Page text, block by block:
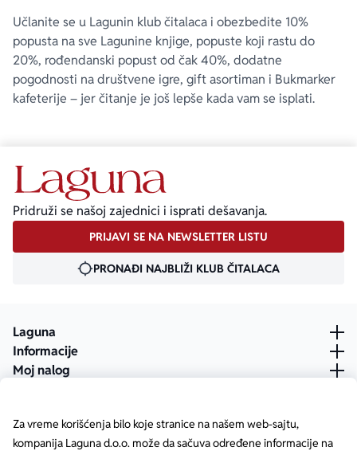
Za vreme korišćenja bilo koje stranice na našem web-sajtu,
kompanija Laguna d.o.o. može da sačuva određene informacije na
Učlanite se u Lagunin klub čitalaca i obezbedite 10%
popusta na sve Lagunine knjige, popuste koji rastu do
20%, rođendanski popust od čak 40%, dodatne
pogodnosti na društvene igre, gift asortiman i Bukmarker
kafeterije – jer čitanje je još lepše kada vam se isplati.
Pridruži se našoj zajednici i isprati dešavanja.
PRIJAVI SE NA NEWSLETTER LISTU
PRONAĐI NAJBLIŽI KLUB ČITALACA
Laguna
Informacije
Moj nalog